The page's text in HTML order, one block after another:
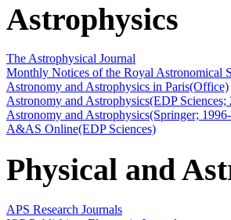
Astrophysics
The Astrophysical Journal
Monthly Notices of the Royal Astronomical
Astronomy and Astrophysics in Paris(Office)
Astronomy and Astrophysics(EDP Sciences;
Astronomy and Astrophysics(Springer;
A&AS Online(EDP Sciences)
Physical and
APS Research Journals